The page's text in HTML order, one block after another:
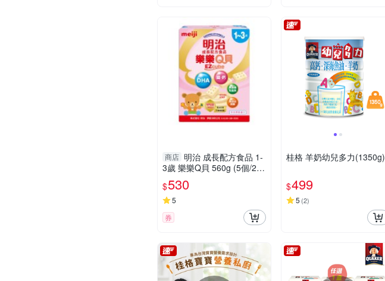
商店 明治 成長配方食品 1-
3歲 樂樂Q貝 560g (5個/20
袋/盒)【杏一】
$530
5
券
桂格 羊奶幼兒多力(1350g)
$499
5 (2)